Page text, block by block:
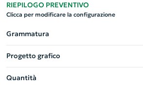
La stampa è ad altissima definizione, sia
di scegliere la grammatura della carta
ulteriormente il vostro prodotto. Inoltre,
possibilità di richiedere un progetto
RIEPILOGO PREVENTIVO
Clicca per modificare la configurazione
Grammatura
Progetto grafico
Quantità